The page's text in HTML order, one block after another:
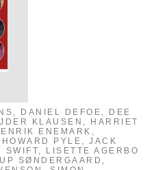
DANIEL DEFOE, DEE
KLAUSEN, HARRIET
ENEMARK,
PYLE, JACK
SWIFT, LISETTE AGERBO
SØNDERGAARD,